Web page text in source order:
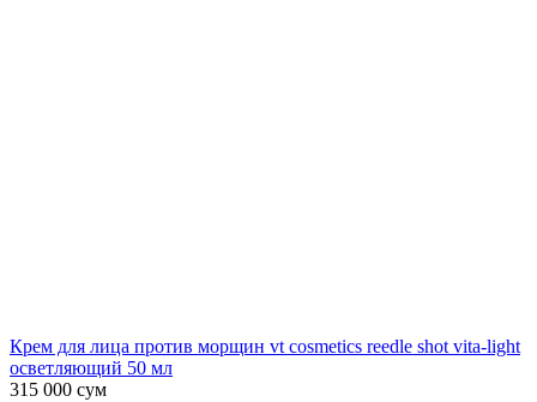
Крем для лица против морщин vt cosmetics reedle shot vita-light
осветляющий 50 мл
315 000 сум